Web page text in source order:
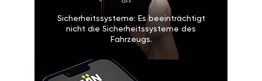
Sicherheitssysteme: Es beeinträchtigt
nicht die Sicherheitssysteme des
Fahrzeugs.